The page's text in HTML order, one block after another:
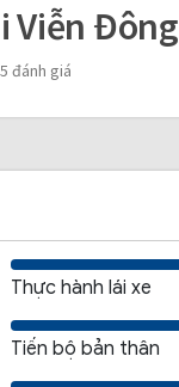
Viễn Đông
5 đánh giá
Thực hành lái xe
Tiến bộ bản thân